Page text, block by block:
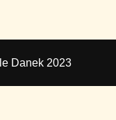
Danek 2023